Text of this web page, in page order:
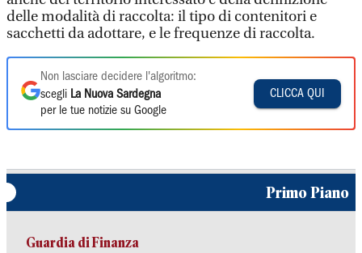
delle modalità di raccolta: il tipo di contenitori e
sacchetti da adottare, e le frequenze di raccolta.
Non lasciare decidere l'algoritmo:
scegli La Nuova Sardegna
per le tue notizie su Google
CLICCA QUI
Primo Piano
Guardia di Finanza